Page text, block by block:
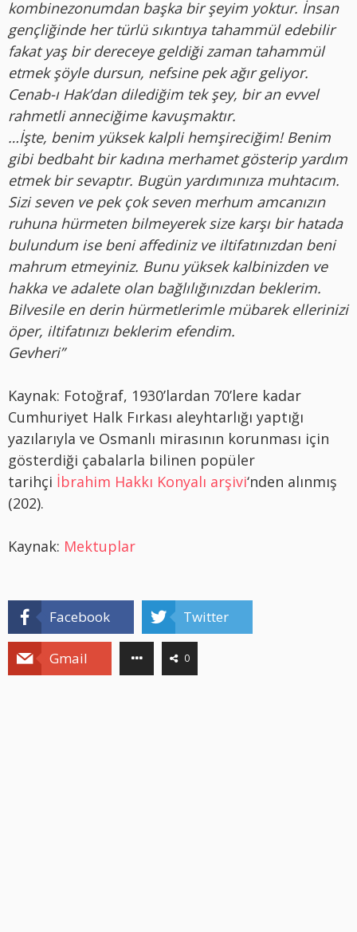
kombinezonumdan başka bir şeyim yoktur. İnsan
gençliğinde her türlü sıkıntıya tahammül edebilir
fakat yaş bir dereceye geldiği zaman tahammül
etmek şöyle dursun, nefsine pek ağır geliyor.
Cenab-ı Hak’dan dilediğim tek şey, bir an evvel
rahmetli anneciğime kavuşmaktır.
…İşte, benim yüksek kalpli hemşireciğim! Benim
gibi bedbaht bir kadına merhamet gösterip yardım
etmek bir sevaptır. Bugün yardımınıza muhtacım.
Sizi seven ve pek çok seven merhum amcanızın
ruhuna hürmeten bilmeyerek size karşı bir hatada
bulundum ise beni affediniz ve iltifatınızdan beni
mahrum etmeyiniz. Bunu yüksek kalbinizden ve
hakka ve adalete olan bağlılığınızdan beklerim.
Bilvesile en derin hürmetlerimle mübarek ellerinizi
öper, iltifatınızı beklerim efendim.
Gevheri”
Kaynak: Fotoğraf, 1930’lardan 70’lere kadar
Cumhuriyet Halk Fırkası aleyhtarlığı yaptığı
yazılarıyla ve Osmanlı mirasının korunması için
gösterdiği çabalarla bilinen popüler
tarihçi İbrahim Hakkı Konyalı arşivi‘nden alınmış
(202).
Kaynak: Mektuplar
Facebook Twitter
Gmail 0